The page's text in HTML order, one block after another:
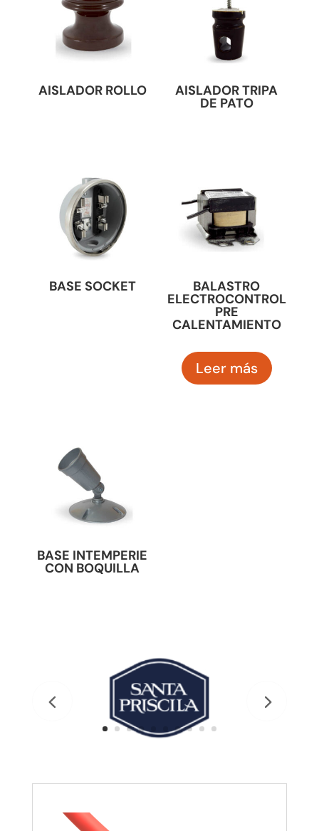
AISLADOR ROLLO AISLADOR TRIPA
DE PATO
BASE SOCKET BALASTRO
ELECTROCONTROL
PRE
CALENTAMIENTO
Leer más
BASE INTEMPERIE
CON BOQUILLA